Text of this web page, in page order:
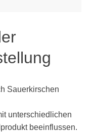
Sauerkirschen
unterschiedlichen
beeinflussen.